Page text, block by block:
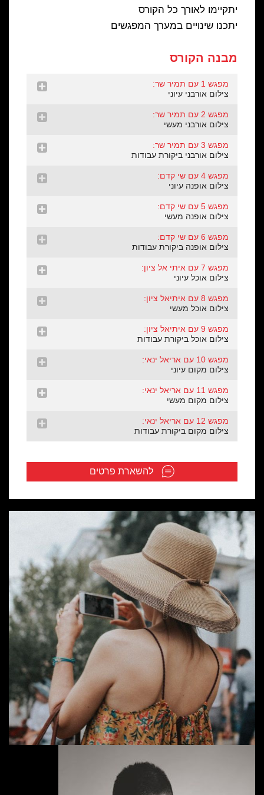
יתקיימו לאורך כל הקורס
יתכנו שינויים במערך המפגשים
מבנה הקורס
מפגש 1 עם תמיר שר:
צילום אורבני עיוני
מפגש 2 עם תמיר שר:
צילום אורבני מעשי
מפגש 3 עם תמיר שר:
צילום אורבני ביקורת עבודות
מפגש 4 עם שי קדם:
צילום אופנה עיוני
מפגש 5 עם שי קדם:
צילום אופנה מעשי
מפגש 6 עם שי קדם:
צילום אופנה ביקורת עבודות
מפגש 7 עם איתי אל ציון:
צילום אוכל עיוני
מפגש 8 עם איתיאל ציון:
צילום אוכל מעשי
מפגש 9 עם איתיאל ציון:
צילום אוכל ביקורת עבודות
מפגש 10 עם אריאל ינאי:
צילום מקום עיוני
מפגש 11 עם אריאל ינאי:
צילום מקום מעשי
מפגש 12 עם אריאל ינאי:
צילום מקום ביקורת עבודות
להשארת פרטים